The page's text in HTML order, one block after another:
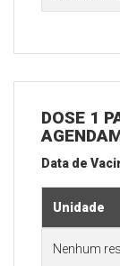
DOSE 1
Data de
Unidade
Nenhum